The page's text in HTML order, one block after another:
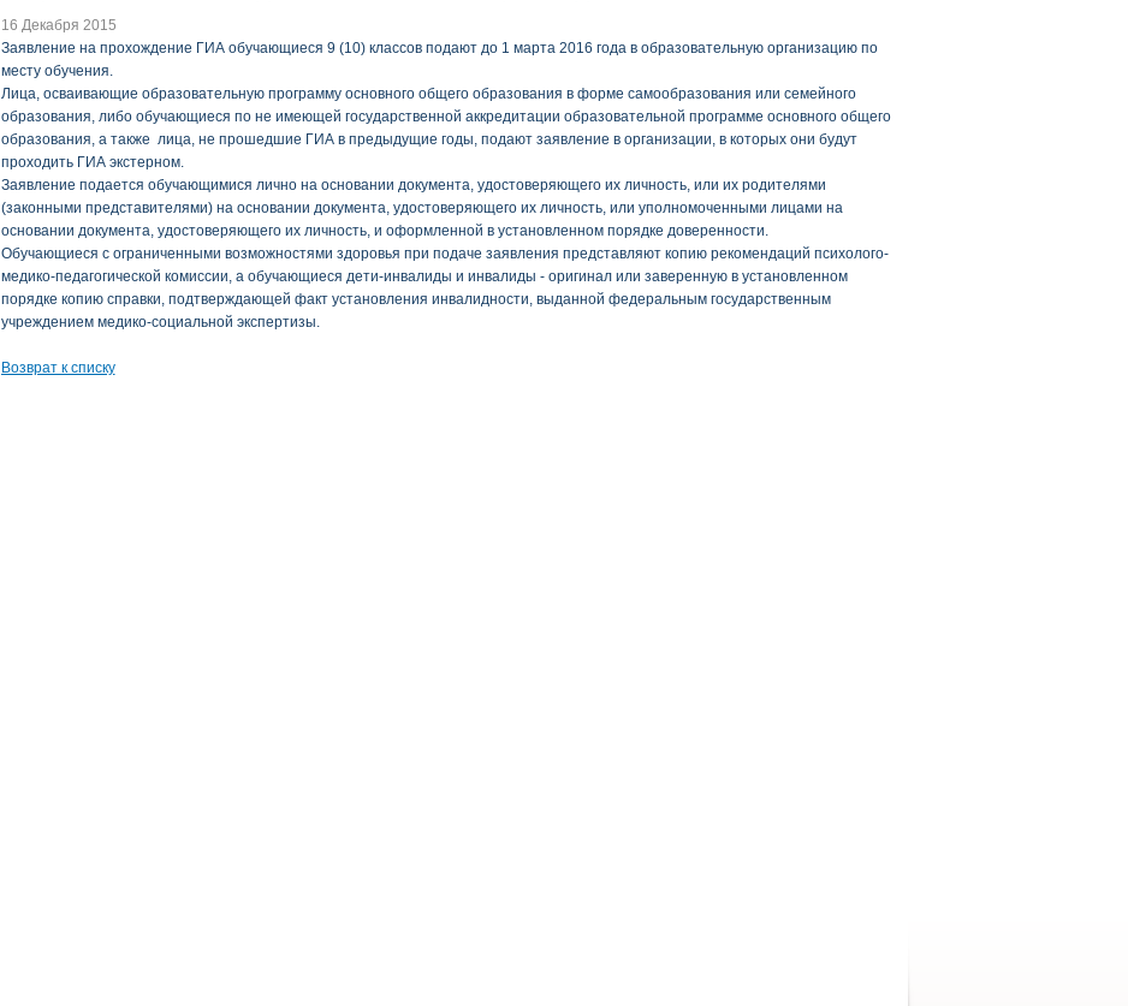
16 Декабря 2015
Заявление на прохождение ГИА обучающиеся 9 (10) классов подают до 1 марта 2016 года в образовательную организацию по
месту обучения.
Лица, осваивающие образовательную программу основного общего образования в форме самообразования или семейного
образования, либо обучающиеся по не имеющей государственной аккредитации образовательной программе основного общего
образования, а также лица, не прошедшие ГИА в предыдущие годы, подают заявление в организации, в которых они будут
проходить ГИА экстерном.
Заявление подается обучающимися лично на основании документа, удостоверяющего их личность, или их родителями
(законными представителями) на основании документа, удостоверяющего их личность, или уполномоченными лицами на
основании документа, удостоверяющего их личность, и оформленной в установленном порядке доверенности.
Обучающиеся с ограниченными возможностями здоровья при подаче заявления представляют копию рекомендаций психолого-
медико-педагогической комиссии, а обучающиеся дети-инвалиды и инвалиды - оригинал или заверенную в установленном
порядке копию справки, подтверждающей факт установления инвалидности, выданной федеральным государственным
учреждением медико-социальной экспертизы.
Возврат к списку